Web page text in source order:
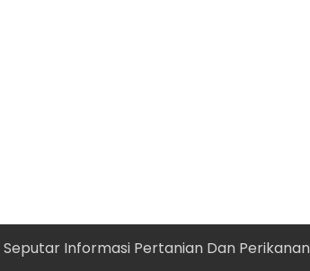
Seputar Informasi Pertanian Dan Perikanan